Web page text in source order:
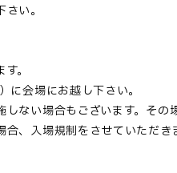
い。
。
会場にお越し下さい。
ない場合もございます。そ
、入場規制をさせていただき